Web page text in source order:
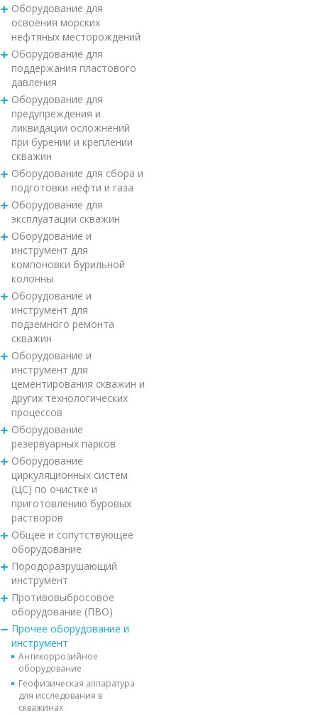
Оборудование для
освоения морских
нефтяных месторождений
Оборудование для
поддержания пластового
давления
Оборудование для
предупреждения и
ликвидации осложнений
при бурении и креплении
скважин
Оборудование для сбора и
подготовки нефти и газа
Оборудование для
эксплуатации скважин
Оборудование и
инструмент для
компоновки бурильной
колонны
Оборудование и
инструмент для
подземного ремонта
скважин
Оборудование и
инструмент для
цементирования скважин и
других технологических
процессов
Оборудование
резервуарных парков
Оборудование
циркуляционных систем
(ЦС) по очистке и
приготовлению буровых
растворов
Общее и сопутствующее
оборудование
Породоразрушающий
инструмент
Противовыбросовое
оборудование (ПВО)
Прочее оборудование и
инструмент
Антикоррозийное
оборудование
Геофизическая аппаратура
для исследования в
скважинах